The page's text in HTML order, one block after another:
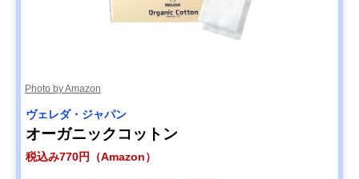
Photo by Amazon
ヴェレダ・ジャパン
オーガニックコットン
税込み770円（Amazon）